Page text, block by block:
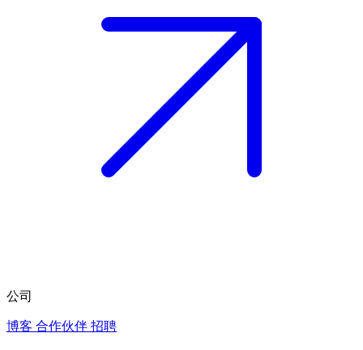
公司
博客 合作伙伴 招聘